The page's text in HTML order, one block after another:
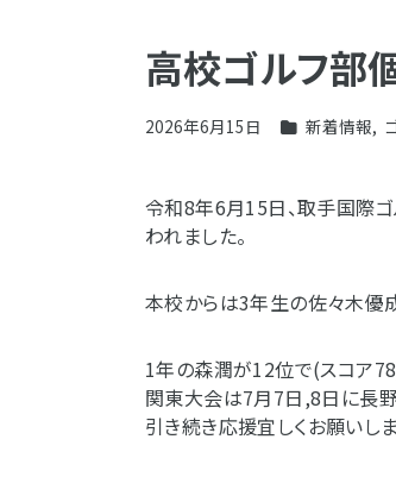
高校ゴルフ部
2026年6月15日 新着情報,
令和8年6月15日、取手国際
われました。
本校からは3年生の佐々木優
1年の森潤が12位で(スコア
関東大会は7月7日,8日に長
引き続き応援宜しくお願いし